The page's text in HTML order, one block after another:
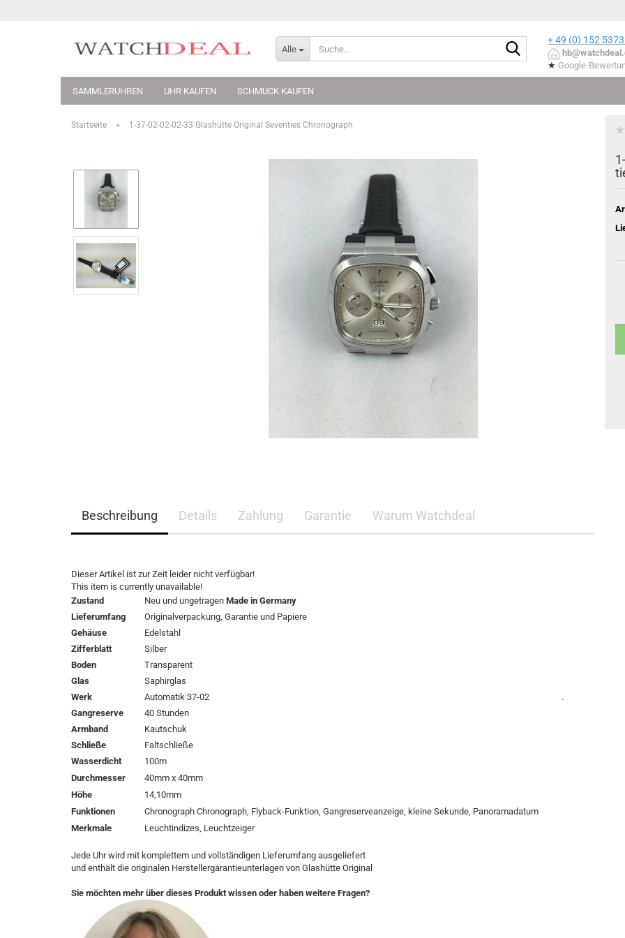
Alle
Suche...+ 49 (0) 152
★ Google-
SAMMLERUHREN UHR KAUFEN SCHMUCK KAUFEN
Startseite » 1-37-02-02-02-33 Glashütte Original Seventies Chronograph
Beschreibung Details Zahlung Garantie Warum Watchdeal
Dieser Artikel ist zur Zeit leider nicht verfügbar!
This item is currently unavailable!
Zustand
Neu und ungetragen Made in Germany
Lieferumfang
Originalverpackung, Garantie und Papiere
Gehäuse
Edelstahl
Zifferblatt
Silber
Boden
Transparent
Glas
Saphirglas
Werk
Automatik 37-02
.
Gangreserve
40 Stunden
Armband
Kautschuk
Schließe
Faltschließe
Wasserdicht
100m
Durchmesser
40mm x 40mm
Höhe
14,10mm
Funktionen
Chronograph Chronograph, Flyback-Funktion, Gangreserveanzeige, kleine Sekunde, Panoramadatum
Merkmale
Leuchtindizes, Leuchtzeiger
Jede Uhr wird mit komplettem und vollständigen Lieferumfang ausgeliefert
und enthält die originalen Herstellergarantieunterlagen von Glashütte Original
Sie möchten mehr über dieses Produkt wissen oder haben weitere Fragen?